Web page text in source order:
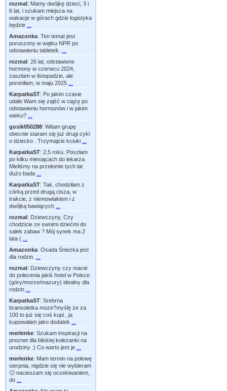
rozmal: Mamy dwójkę dzieci, 3 i
6 lat, i szukam miejsca na
wakacje w górach gdzie logistyka
będzie
Amazonka: Ten temat jest
poruszony w wątku NPR po
odstawieniu tabletek.
rozmal: 26 lat, odstawione
hormony w czerwcu 2024,
zaszłam w listopadzie, ale
poroniłam, w maju 2025
KarpatkaST: Po jakim czasie
udało Wam się zajść w ciążę po
odstawieniu hormonów i w jakim
wieku?
gosik050288: Witam grupę
obecnie staram się już drugi cykl
o dziecko . Trzymajcie kciuki
KarpatkaST: 2,5 roku. Poszłam
po kilku miesiącach do lekarza.
Mieliśmy na przełomie tych lat
dużo bada
KarpatkaST: Tak, chodziłam z
córką przed drugą cisza, w
trakcie, z niemowlakiem i z
dwójką bawiących
rozmal: Dziewczyny, Czy
chodzicie ze swoimi dziećmi do
salek zabaw ? Mój synek ma 2
lata (
Amazonka: Osada Śnieżka jest
dla rodzin.
rozmal: Dziewczyny czy macie
do polecenia jakiś hotel w Polsce
(góry/morze/mazury) idealny dla
rodzin
KarpatkaST: Srebrna
bransoletka moze?myślę że za
100 to już się coś kupi , ja
kupowałam jako dodatek
merlenke: Szukam inspiracji na
preznet dla bliskiej koleżanki na
urodziny :) Co warto jest je
merlenke: Mam termin na połowę
sierpnia, nigdzie się nie wybieram
🙂 nacieszam się oczekiwaniem,
do